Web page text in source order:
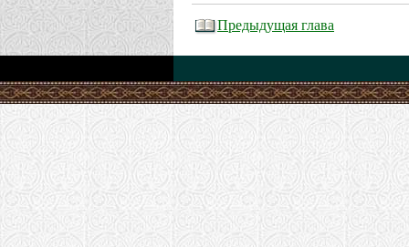
Предыдущая глава